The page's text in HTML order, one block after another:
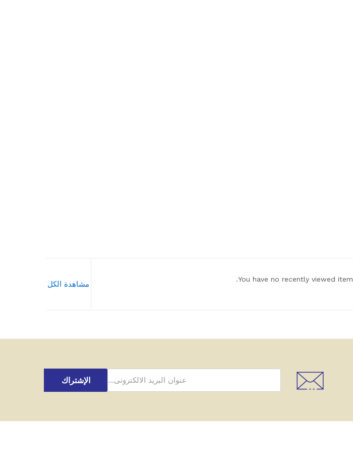
You have no recently viewed item.
مشاهدة الكل
الإشتراك